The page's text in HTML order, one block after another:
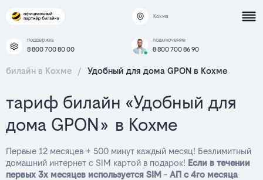
Кохма
поддержка
8 800 700 80 00
подключение
8 800 700 86 90
билайн в Кохме / Удобный для дома GPON в Кохме
тариф билайн «Удобный для
дома GPON» в Кохме
Первые 12 месяцев + 500 минут каждый месяц! Безлимитный
домашний интернет с SIM картой в подарок! Если в течении
первых 3х месяцев используется SIM - АП с 4го месяца